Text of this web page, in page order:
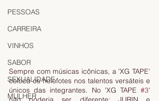
PESSOAS
CARREIRA
VINHOS
SABOR
SEXUALIDADE
MULHER
Sempre com músicas icônicas, a 'XG TAPE'
coloca os holofotes nos talentos versáteis e
únicos das integrantes. No 'XG TAPE #3'